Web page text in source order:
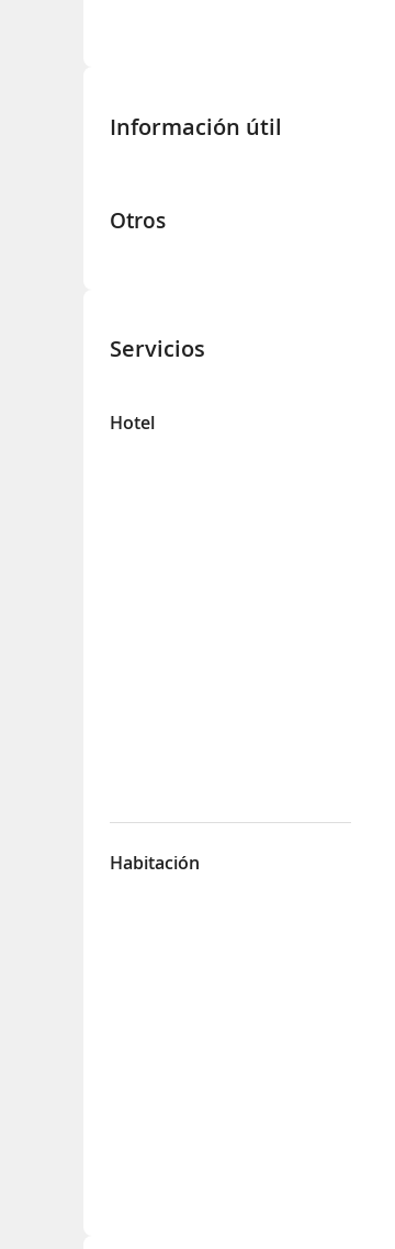
Información útil
Otros
Servicios
Hotel
Habitación